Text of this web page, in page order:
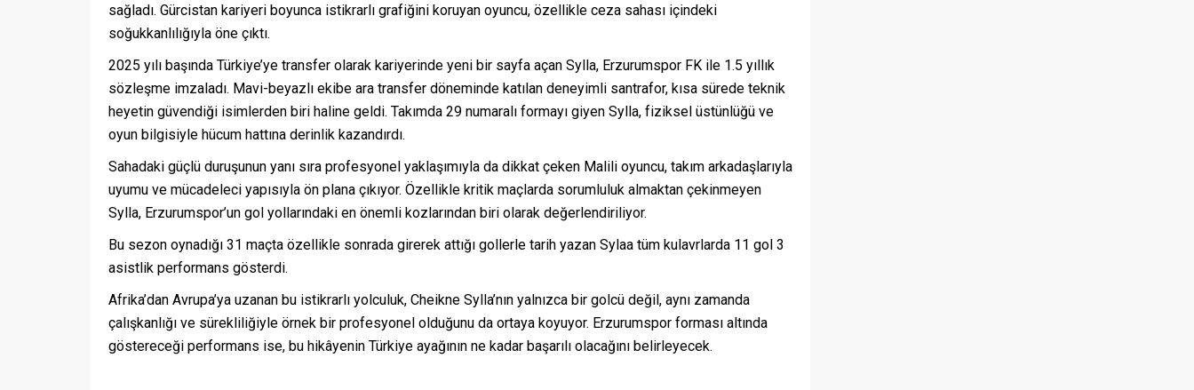
sağladı. Gürcistan kariyeri boyunca istikrarlı grafiğini koruyan oyuncu, özellikle ceza sahası içindeki
soğukkanlılığıyla öne çıktı.
2025 yılı başında Türkiye’ye transfer olarak kariyerinde yeni bir sayfa açan Sylla, Erzurumspor FK ile 1.5 yıllık
sözleşme imzaladı. Mavi-beyazlı ekibe ara transfer döneminde katılan deneyimli santrafor, kısa sürede teknik
heyetin güvendiği isimlerden biri haline geldi. Takımda 29 numaralı formayı giyen Sylla, fiziksel üstünlüğü ve
oyun bilgisiyle hücum hattına derinlik kazandırdı.
Sahadaki güçlü duruşunun yanı sıra profesyonel yaklaşımıyla da dikkat çeken Malili oyuncu, takım arkadaşlarıyla
uyumu ve mücadeleci yapısıyla ön plana çıkıyor. Özellikle kritik maçlarda sorumluluk almaktan çekinmeyen
Sylla, Erzurumspor’un gol yollarındaki en önemli kozlarından biri olarak değerlendiriliyor.
Bu sezon oynadığı 31 maçta özellikle sonrada girerek attığı gollerle tarih yazan Sylaa tüm kulavrlarda 11 gol 3
asistlik performans gösterdi.
Afrika’dan Avrupa’ya uzanan bu istikrarlı yolculuk, Cheikne Sylla’nın yalnızca bir golcü değil, aynı zamanda
çalışkanlığı ve sürekliliğiyle örnek bir profesyonel olduğunu da ortaya koyuyor. Erzurumspor forması altında
göstereceği performans ise, bu hikâyenin Türkiye ayağının ne kadar başarılı olacağını belirleyecek.